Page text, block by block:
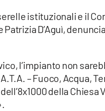
istituzionali e il
D’Aguì,
l’impianto non
– Fuoco, Acqua,
della